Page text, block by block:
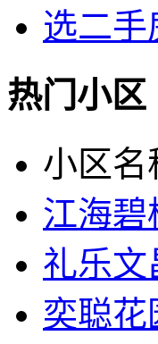
选二
热门小区
小区名
江海碧
礼乐文
奕聪花